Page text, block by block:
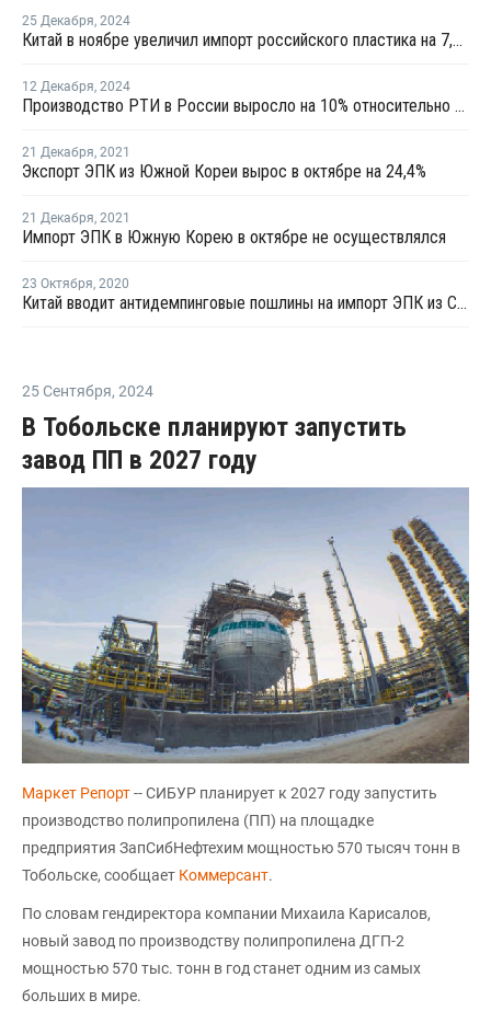
25 Декабря, 2024
Китай в ноябре увеличил импорт российского пластика на 7,4%
12 Декабря, 2024
Производство РТИ в России выросло на 10% относительно 2021 года
21 Декабря, 2021
Экспорт ЭПК из Южной Кореи вырос в октябре на 24,4%
21 Декабря, 2021
Импорт ЭПК в Южную Корею в октябре не осуществлялся
23 Октября, 2020
Китай вводит антидемпинговые пошлины на импорт ЭПК из США, ЕС и Южной Кореи
25 Сентября, 2024
В Тобольске планируют запустить
завод ПП в 2027 году
Маркет Репорт-- СИБУР планирует к 2027 году запустить
производство полипропилена (ПП) на площадке
предприятия ЗапСибНефтехим мощностью 570 тысяч тонн в
Тобольске, сообщает Коммерсант.
По словам гендиректора компании Михаила Карисалов,
новый завод по производству полипропилена ДГП-2
мощностью 570 тыс. тонн в год станет одним из самых
больших в мире.